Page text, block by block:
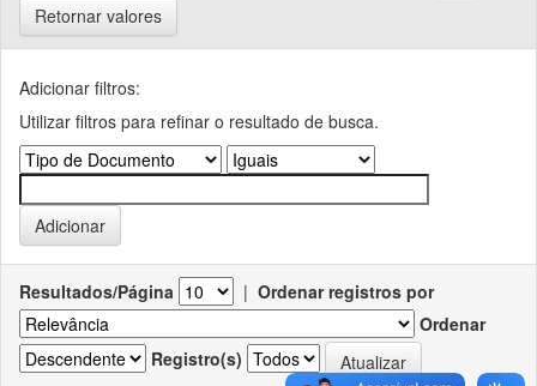
Retornar valores
Adicionar filtros:
Utilizar filtros para refinar o resultado de busca.
Resultados/Página | Ordenar registros por
Ordenar
Registro(s)